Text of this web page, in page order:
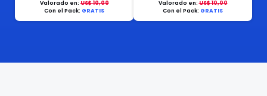
Valorado en:US$ 10,00
Con el Pack: GRATIS
Valorado en:US$ 10,00
Con el Pack: GRATIS